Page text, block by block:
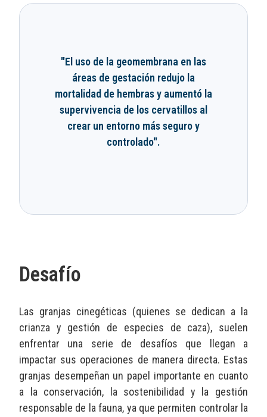
"El uso de la geomembrana en las
áreas de gestación redujo la
mortalidad de hembras y aumentó la
supervivencia de los cervatillos al
crear un entorno más seguro y
controlado".
Desafío
Las granjas cinegéticas (quienes se dedican a la
crianza y gestión de especies de caza), suelen
enfrentar una serie de desafíos que llegan a
impactar sus operaciones de manera directa. Estas
granjas desempeñan un papel importante en cuanto
a la conservación, la sostenibilidad y la gestión
responsable de la fauna, ya que permiten controlar la